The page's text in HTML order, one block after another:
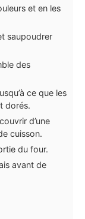
et en les
saupoudrer
des
ce que les
dorés.
d’une
cuisson.
du four.
avant de